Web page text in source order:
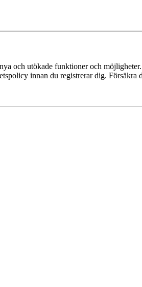
och utökade funktioner och
innan du registrerar dig.